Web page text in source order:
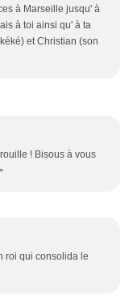
à Marseille jusqu' à
à toi ainsi qu' à ta
et Christian (son
! Bisous à vous
roi qui consolida le